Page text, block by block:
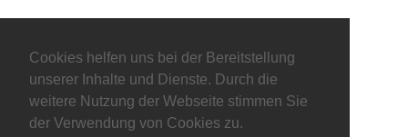
Cookies helfen uns bei der Bereitstellung
unserer Inhalte und Dienste. Durch die
weitere Nutzung der Webseite stimmen Sie
der Verwendung von Cookies zu.